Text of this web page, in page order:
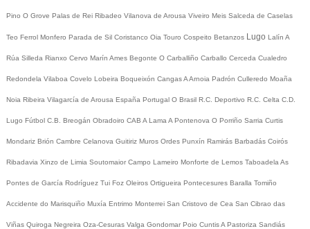
Pino O Grove Palas de Rei Ribadeo Vilanova de Arousa Viveiro Meis Salceda de Caselas
Teo Ferrol Monfero Parada de Sil Coristanco Oia Touro Cospeito Betanzos Lugo Lalín A
Rúa Silleda Rianxo Cervo Marín Ames Begonte O Carballiño Carballo Cerceda Cualedro
Redondela Vilaboa Covelo Lobeira Boqueixón CangasA Arnoia Padrón Culleredo Moaña
Noia Ribeira Vilagarcía de Arousa España Portugal O Brasil R.C. Deportivo R.C. Celta C.D.
Lugo Fútbol C.B. Breogán Obradoiro CAB A Lama A Pontenova O Porriño Sarria Curtis
Mondariz Brión Cambre Celanova Guitiriz Muros Ordes Punxín Ramirás Barbadás Coirós
Ribadavia Xinzo de Limia Soutomaior Campo Lameiro Monforte de Lemos Taboadela As
Pontes de García Rodríguez Tui Foz Oleiros Ortigueira Pontecesures Baralla Tomiño
Accidente do Marisquiño Muxía Entrimo Monterrei San Cristovo de Cea San Cibrao das
Viñas Quiroga Negreira Oza-Cesuras Valga Gondomar Poio CuntisA Pastoriza Sandiás